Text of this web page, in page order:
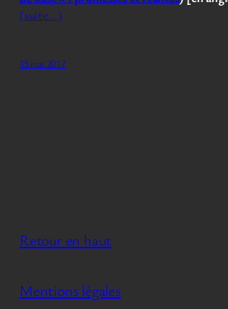
(suite…)
15 mai 2017
Retour en haut
Mentions légales